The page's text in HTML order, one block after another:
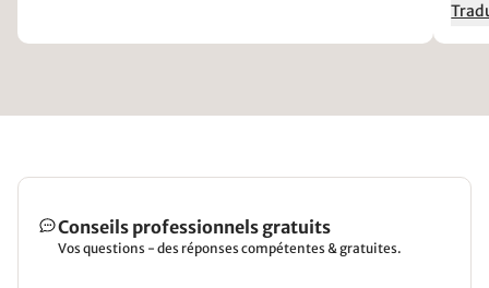
Conseils professionnels gratuits
Vos questions - des réponses compétentes & gratuites.